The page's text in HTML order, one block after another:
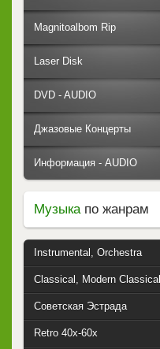
Magnitoalbom Rip
Laser Disk
DVD - AUDIO
Джазовые Концерты
Информация - AUDIO
Музыкапо жанрам
Instrumental, Orchestra
Classical, Modern Classical
Советская Эстрада
Retro 40x-60x